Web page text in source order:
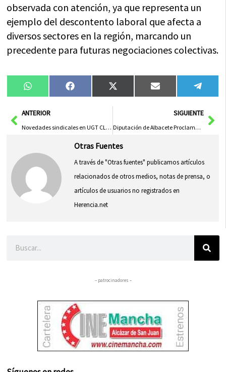
observada con atención, ya que representa un
ejemplo del descontento laboral que afecta a
diversos sectores en la región, marcando un
precedente para futuras negociaciones colectivas.
Compartir
en
WhatsAppCompartir
en
FacebookCompartir
en
X
(Twitter)
Compartir
en
Email
en
AntANTERIOR
Novedades sindicales en UGT CLM: Avances y Desafíos Recientes
SIGUIENTE
Diputación de Albacete Proclama un ‘Momento Histórico’ para el Turismo Provincial en el III Encuentro Empresarial ‘Conecta Turismo 2025’ de FEDA
Otras Fuentes
A través de "Otras fuentes" publicamos artículos
relacionados de otros medios, notas de prensa, o
artículos de usuarios no registrados en
Herencia.net
– patrocinadores –